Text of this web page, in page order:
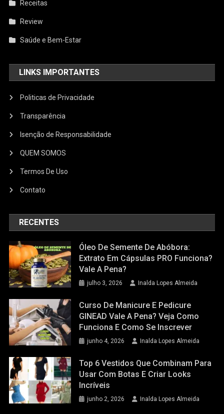
Receitas
Review
Saúde e Bem-Estar
LINKS IMPORTANTES
Politicas de Privacidade
Transparência
Isenção de Responsabilidade
QUEM SOMOS
Termos De Uso
Contato
RECENTES
Óleo De Semente De Abóbora:
Extrato Em Cápsulas PRO Funciona?
Vale A Pena?
julho 3, 2026 Inalda Lopes Almeida
Curso De Manicure E Pedicure
GINEAD Vale A Pena? Veja Como
Funciona E Como Se Inscrever
junho 4, 2026 Inalda Lopes Almeida
Top 6 Vestidos Que Combinam Para
Usar Com Botas E Criar Looks
Incríveis
junho 2, 2026 Inalda Lopes Almeida